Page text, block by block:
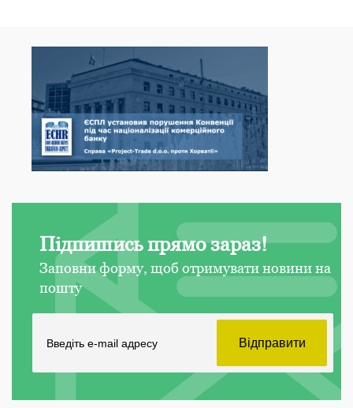
Підпишись прямо зараз!
Заповни форму, щоб отримувати новини на
пошту